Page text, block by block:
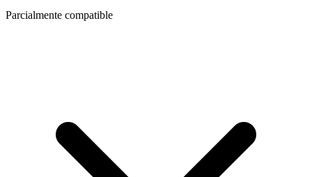
Parcialmente compatible